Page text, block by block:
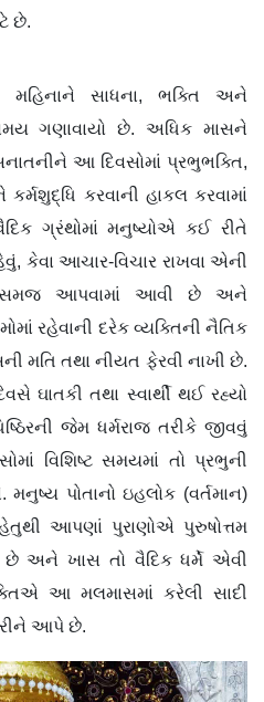
છે.
મહિનાને સાધના, ભક્તિ અને
ગણાવાયો છે. અધિક માસને
આ દિવસોમાં પ્રભુભક્તિ,
કરવાની હાકલ કરવામાં
ગ્રંથોમાં મનુષ્યોએ કઈ રીતે
કેવા આચાર-વિચાર રાખવા એની
સમજ આપવામાં આવી છે અને
રહેવાની દરેક વ્યક્તિની નૈતિક
મતિ તથા નીયત ફેરવી નાખી છે.
ઘાતકી તથા સ્વાર્થી થઈ રહ્યો
જેમ ધર્મરાજ તરીકે જીવવું
વિશિષ્ટ સમયમાં તો પ્રભુની
પોતાનો ઇહલોક (વર્તમાન)
આપણાં પુરાણોએ પુરુષોત્તમ
છે અને ખાસ તો વૈદિક ધર્મે એવી
આ મલમાસમાં કરેલી સાદી
આપે છે.